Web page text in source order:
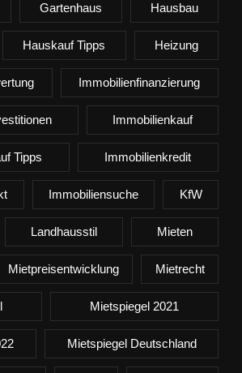
Gartenhaus Hausbau
Hauskauf Tipps Heizung
Immobilienfinanzierung
Immobilienkauf
Tipps Immobilienkredit
Immobiliensuche KfW
Landhausstil Mieten
Mietpreisentwicklung Mietrecht
Mietspiegel 2021
Mietspiegel Deutschland